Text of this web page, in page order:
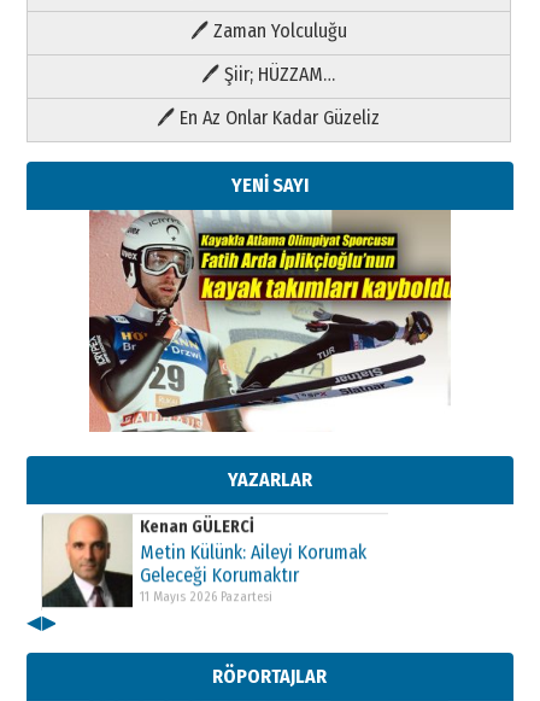
🖊 Zaman Yolculuğu
🖊 Şiir; HÜZZAM…
🖊 En Az Onlar Kadar Güzeliz
YENİ SAYI
YAZARLAR
Kenan GÜLERCİ
Metin Külünk: Aileyi Korumak
11 Mayıs 2026 Pazartesi
Kenan GÜLERCİ
Metin Külünk: Aileyi Korumak
Geleceği Korumaktır
11 Mayıs 2026 Pazartesi
Metin Külünk: Aileyi Korumak
Geleceği Korumaktır
◀▶
RÖPORTAJLAR